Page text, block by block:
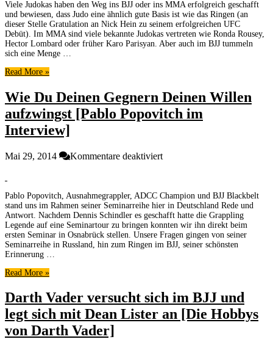
mit
BJJ
verbindet
[Jiu
Viele Judokas haben den Weg ins BJJ oder ins MMA erfolgreich geschafft
und bewiesen, dass Judo eine ähnlich gute Basis ist wie das Ringen (an
dieser Stelle Gratulation an Nick Hein zu seinem erfolgreichen UFC
Debüt). Im MMA sind viele bekannte Judokas vertreten wie Ronda Rousey,
Hector Lombard oder früher Karo Parisyan. Aber auch im BJJ tummeln
sich eine Menge …
Read More »
Wie Du Deinen Gegnern Deinen Willen
aufzwingst [Pablo Popovitch im
Interview]
Mai 29, 2014 Kommentare deaktiviertfür
Gegnern
Deinen
Willen
aufzwingst
[Pablo
Pablo Popovitch, Ausnahmegrappler, ADCC Champion und BJJ Blackbelt
stand uns im Rahmen seiner Seminarreihe hier in Deutschland Rede und
Antwort. Nachdem Dennis Schindler es geschafft hatte die Grappling
Legende auf eine Seminartour zu bringen konnten wir ihn direkt beim
ersten Seminar in Osnabrück stellen. Unsere Fragen gingen von seiner
Seminarreihe in Russland, hin zum Ringen im BJJ, seiner schönsten
Erinnerung …
Read More »
Darth Vader versucht sich im BJJ und
legt sich mit Dean Lister an [Die Hobbys
von Darth Vader]